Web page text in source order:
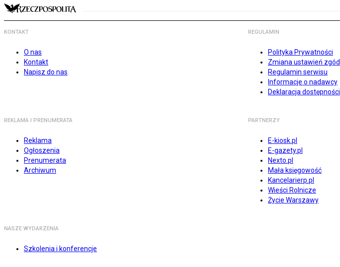
KONTAKT
O nas
Kontakt
Napisz do nas
REGULAMIN
Polityka Prywatności
Zmiana ustawień zgód
Regulamin serwisu
Informacje o nadawcy
Deklaracja dostępności
REKLAMA I PRENUMERATA
Reklama
Ogłoszenia
Prenumerata
Archiwum
PARTNERZY
E-kiosk.pl
E-gazety.pl
Nexto.pl
Mała księgowość
Kancelarierp.pl
Wieści Rolnicze
Życie Warszawy
NASZE WYDARZENIA
Szkolenia i konferencje